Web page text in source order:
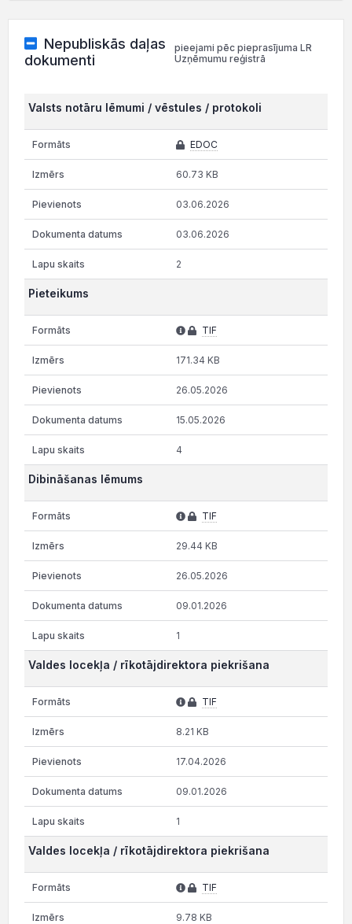
Nepubliskās daļas
dokumenti
pieejami pēc pieprasījuma LR
Uzņēmumu reģistrā
Valsts notāru lēmumi / vēstules / protokoli
EDOC
60.73 KB
03.06.2026
03.06.2026
2
Pieteikums
TIF
171.34 KB
26.05.2026
15.05.2026
4
Dibināšanas lēmums
TIF
29.44 KB
26.05.2026
09.01.2026
1
Valdes locekļa / rīkotājdirektora piekrišana
TIF
8.21 KB
17.04.2026
09.01.2026
1
Valdes locekļa / rīkotājdirektora piekrišana
TIF
9.78 KB